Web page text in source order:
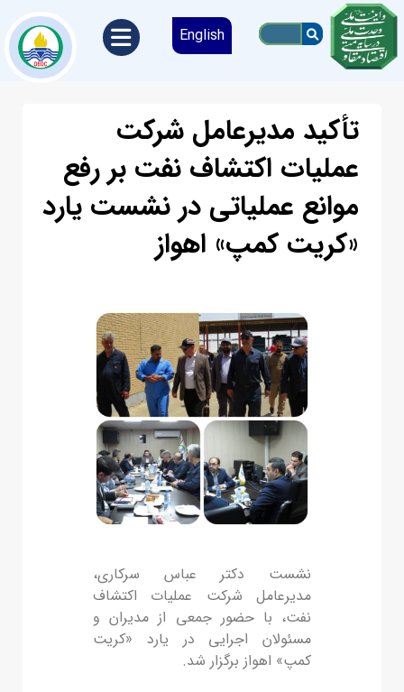
English
تأکید مدیرعامل شرکت
عملیات اکتشاف نفت بر رفع
موانع عملیاتی در نشست یارد
«کریت کمپ» اهواز
نشست دکتر عباس سرکاری،
مدیرعامل شرکت عملیات اکتشاف
نفت، با حضور جمعی از مدیران و
مسئولان اجرایی در یارد «کریت
کمپ» اهواز برگزار شد.